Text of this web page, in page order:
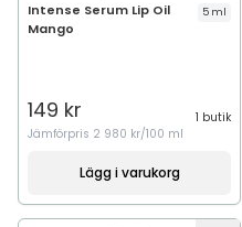
Intense Serum Lip Oil
Mango
5 ml
149 kr
1 butik
Jämförpris 2 980 kr/100 ml
Lägg i varukorg